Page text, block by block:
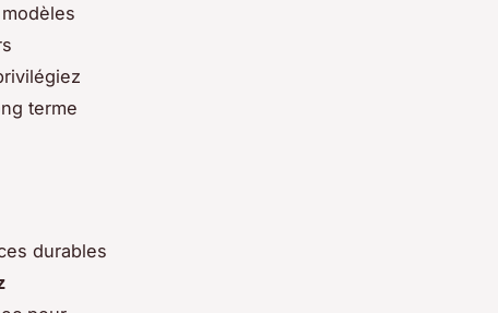
terme
durables